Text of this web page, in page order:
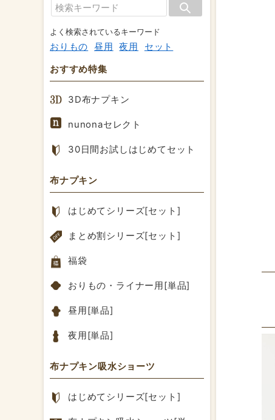
よく検索されているキーワード
おりもの 昼用 夜用
セット
おすすめ特集
3D布ナプキン
nunonaセレクト
30日間お試しはじめてセット
布ナプキン
はじめてシリーズ[セット]
まとめ割シリーズ[セット]
福袋
おりもの・ライナー用[単品]
昼用[単品]
夜用[単品]
布ナプキン吸水ショーツ
はじめてシリーズ[セット]